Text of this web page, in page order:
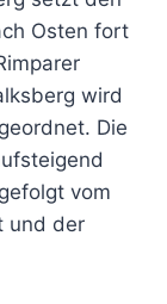
Osten fort
wird
Die
vom
und der